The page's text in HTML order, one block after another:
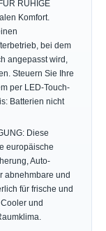
RUHIGE
Komfort.
bei dem
angepasst wird,
Steuern Sie Ihre
per LED-Touch-
Batterien nicht
Diese
europäische
Auto-
abnehmbare und
für frische und
und